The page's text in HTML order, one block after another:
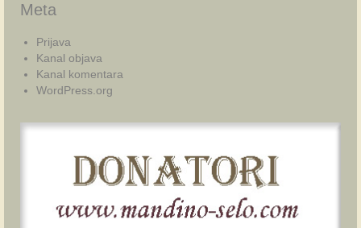
Meta
Prijava
Kanal objava
Kanal komentara
WordPress.org